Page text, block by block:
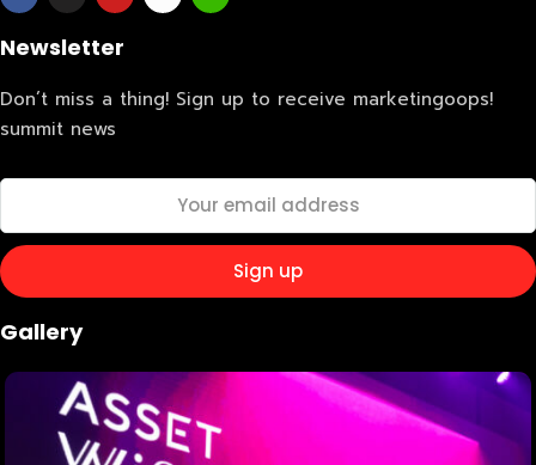
Newsletter
Don’t miss a thing! Sign up to receive marketingoops!
summit news
Gallery